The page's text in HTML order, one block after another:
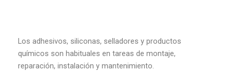
Los adhesivos, siliconas, selladores y productos
químicos son habituales en tareas de montaje,
reparación, instalación y mantenimiento.